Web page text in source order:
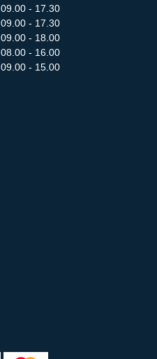
09.00 - 17.30
09.00 - 17.30
09.00 - 18.00
08.00 - 16.00
09.00 - 15.00